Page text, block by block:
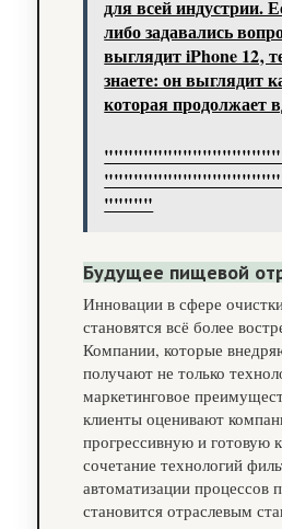
для всей индустрии.
либо задавались
выглядит iPhone 12‚
знаете: он выглядит
которая продолжает
"""""
Будущее пищевой
Инновации в сфере
становятся всё более
Компании, которые
получают не только
маркетинговое
клиенты оценивают
прогрессивную и готовую
сочетание технологий
автоматизации процессов
становится отраслевым